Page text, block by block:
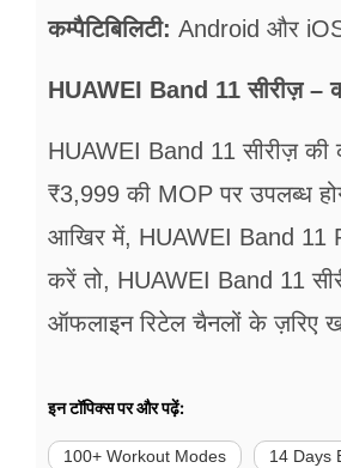
कम्पैटिबिलिटी: Android और
HUAWEI Band 11 सीरीज़ –
HUAWEI Band 11 सीरीज़
₹3,999 की MOP पर उपलब्ध
आखिर में, HUAWEI Band 11
करें तो, HUAWEI Band 11
ऑफलाइन रिटेल चैनलों के ज़रिए
इन टॉपिक्स पर और पढ़ें:
100+ Workout Modes 14 Days